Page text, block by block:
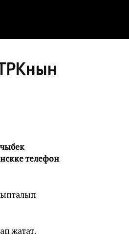
телефон
жатат.